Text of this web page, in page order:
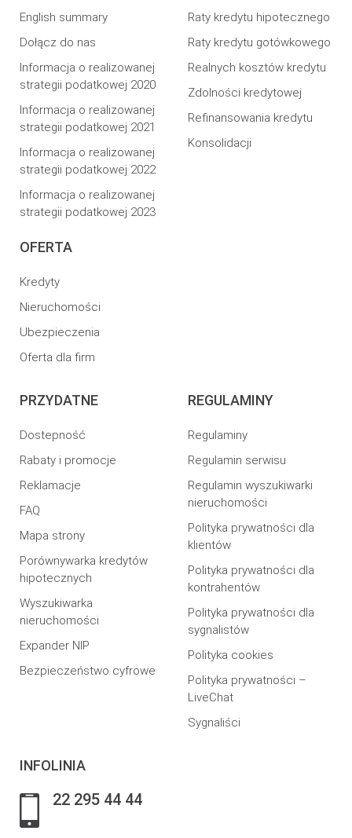
English summary
Dołącz do nas
Informacja o realizowanej
strategii podatkowej 2020
Informacja o realizowanej
strategii podatkowej 2021
Informacja o realizowanej
strategii podatkowej 2022
Informacja o realizowanej
strategii podatkowej 2023
OFERTA
Kredyty
Nieruchomości
Ubezpieczenia
Oferta dla firm
Raty kredytu hipotecznego
Raty kredytu gotówkowego
Realnych kosztów kredytu
Zdolności kredytowej
Refinansowania kredytu
Konsolidacji
PRZYDATNE
Dostepność
Rabaty i promocje
Reklamacje
FAQ
Mapa strony
Porównywarka kredytów
hipotecznych
Wyszukiwarka
nieruchomości
Expander NIP
Bezpieczeństwo cyfrowe
REGULAMINY
Regulaminy
Regulamin serwisu
Regulamin wyszukiwarki
nieruchomości
Polityka prywatności dla
klientów
Polityka prywatności dla
kontrahentów
Polityka prywatności dla
sygnalistów
Polityka cookies
Polityka prywatności –
LiveChat
Sygnaliści
INFOLINIA
22 295 44 44